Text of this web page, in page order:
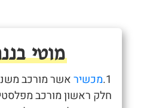
מוטי
1. מכשיראשר מורכב
חלק ראשון מורכב